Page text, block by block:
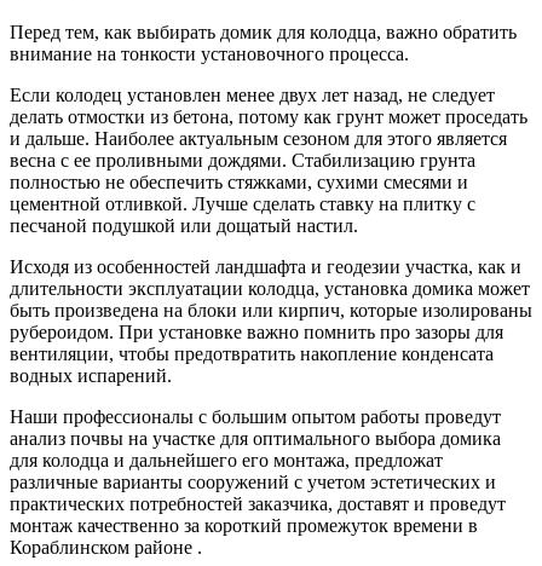
Перед тем, как выбирать домик для колодца, важно обратить
внимание на тонкости установочного процесса.
Если колодец установлен менее двух лет назад, не следует
делать отмостки из бетона, потому как грунт может проседать
и дальше. Наиболее актуальным сезоном для этого является
весна с ее проливными дождями. Стабилизацию грунта
полностью не обеспечить стяжками, сухими смесями и
цементной отливкой. Лучше сделать ставку на плитку с
песчаной подушкой или дощатый настил.
Исходя из особенностей ландшафта и геодезии участка, как и
длительности эксплуатации колодца, установка домика может
быть произведена на блоки или кирпич, которые изолированы
рубероидом. При установке важно помнить про зазоры для
вентиляции, чтобы предотвратить накопление конденсата
водных испарений.
Наши профессионалы с большим опытом работы проведут
анализ почвы на участке для оптимального выбора домика
для колодца и дальнейшего его монтажа, предложат
различные варианты сооружений с учетом эстетических и
практических потребностей заказчика, доставят и проведут
монтаж качественно за короткий промежуток времени в
Кораблинском районе .